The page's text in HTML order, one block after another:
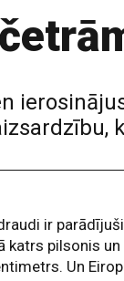
ir
katrs pilsonis
Un